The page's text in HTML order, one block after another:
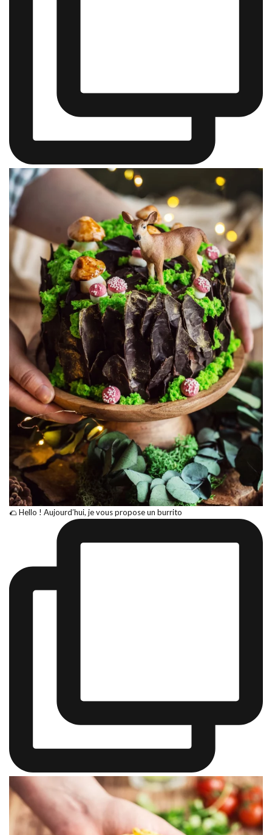
🌮 Hello ! Aujourd’hui, je vous propose un burrito